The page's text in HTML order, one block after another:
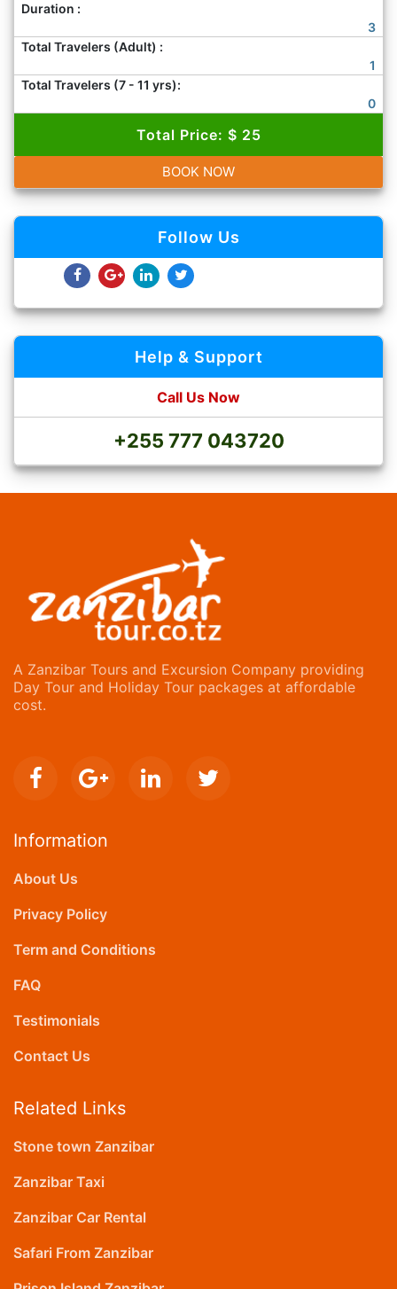
Duration :
3
Total Travelers (Adult) :
1
Total Travelers (7 - 11 yrs):
0
Total Price: $ 25
BOOK NOW
Follow Us
Help & Support
Call Us Now
+255 777 043720
A Zanzibar Tours and Excursion Company providing
Day Tour and Holiday Tour packages at affordable
cost.
Information
About Us
Privacy Policy
Term and Conditions
FAQ
Testimonials
Contact Us
Related Links
Stone town Zanzibar
Zanzibar Taxi
Zanzibar Car Rental
Safari From Zanzibar